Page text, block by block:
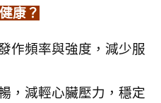
康？
作頻率與強度，減少服
，減輕心臟壓力，穩定